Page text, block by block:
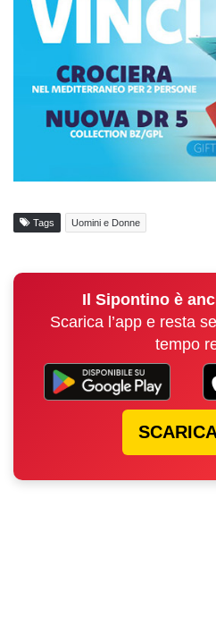
Tags Uomini e Donne
Il Sipontino è
Scarica l’app e resta
tempo